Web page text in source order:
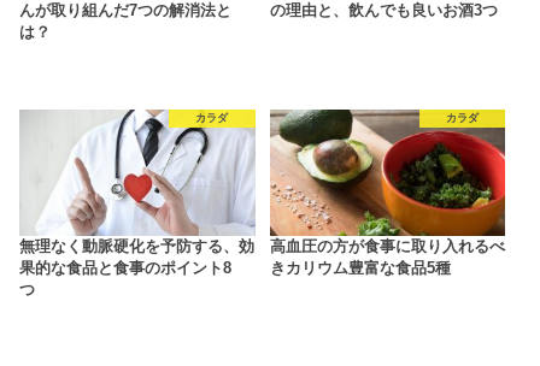
んが取り組んだ7つの解消法と
は？
の理由と、飲んでも良いお酒3つ
カラダ
無理なく動脈硬化を予防する、効
果的な食品と食事のポイント8
つ
カラダ
高血圧の方が食事に取り入れるべ
きカリウム豊富な食品5種